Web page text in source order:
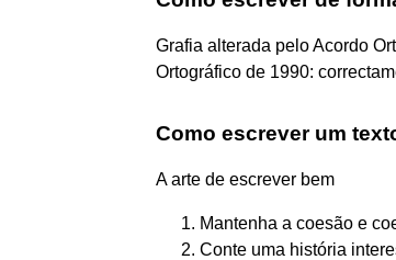
Grafia alterada pelo Acordo
Ortográfico de 1990:
Como escrever um
A arte de escrever bem
Mantenha a coesão e
Conte uma história